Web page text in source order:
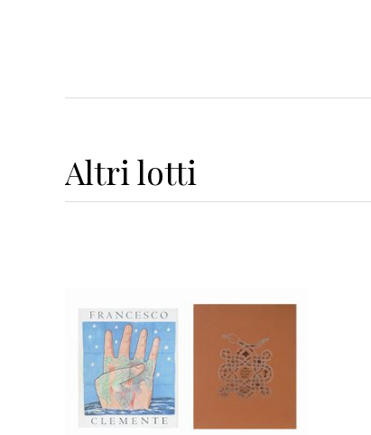
Altri lotti